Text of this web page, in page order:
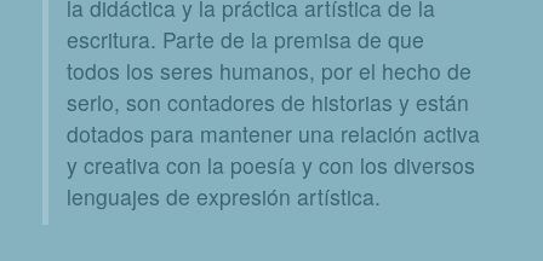
la didáctica y la práctica artística de la
escritura. Parte de la premisa de que
todos los seres humanos, por el hecho de
serlo, son contadores de historias y están
dotados para mantener una relación activa
y creativa con la poesía y con los diversos
lenguajes de expresión artística.